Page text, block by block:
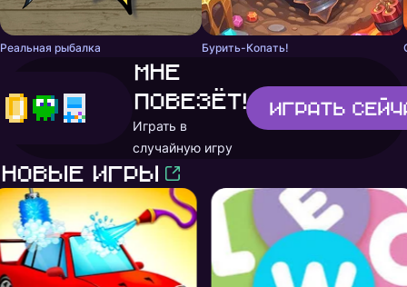
Реальная рыбалка Бурить-Копать!
Мне
повезёт!
Играть в
случайную игру
Играть
Новые игры